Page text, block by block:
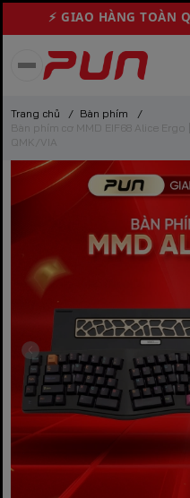
⚡ GIAO HÀNG
Trang chủ / Bàn phím
/
Bàn phím cơ MMD EIF68 Alice
QMK/VIA